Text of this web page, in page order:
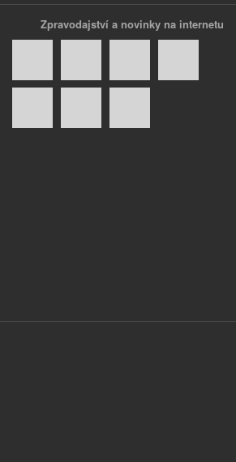
Zpravodajství a novinky na internetu